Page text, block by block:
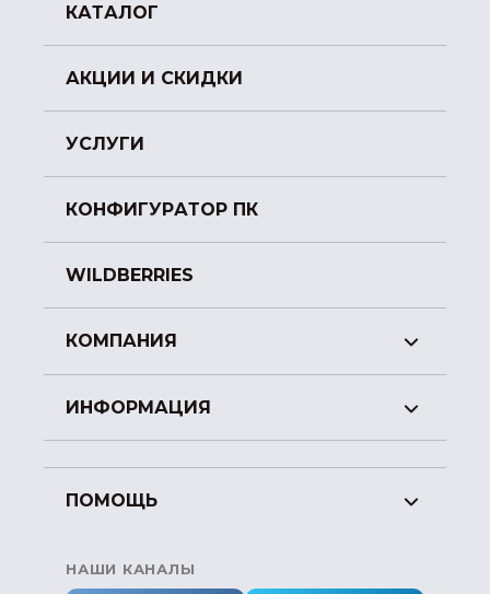
КАТАЛОГ
АКЦИИ И СКИДКИ
УСЛУГИ
КОНФИГУРАТОР ПК
WILDBERRIES
КОМПАНИЯ
ИНФОРМАЦИЯ
ПОМОЩЬ
НАШИ КАНАЛЫ